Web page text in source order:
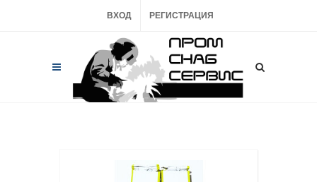
ВХОД РЕГИСТРАЦИЯ